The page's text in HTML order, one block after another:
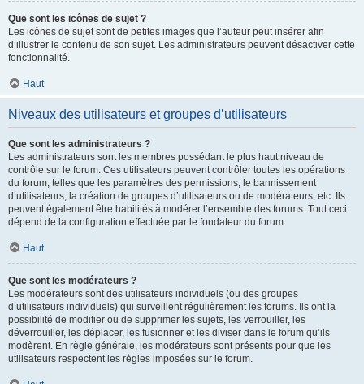
Que sont les icônes de sujet ?
Les icônes de sujet sont de petites images que l’auteur peut insérer afin
d’illustrer le contenu de son sujet. Les administrateurs peuvent désactiver cette
fonctionnalité.
Haut
Niveaux des utilisateurs et groupes d’utilisateurs
Que sont les administrateurs ?
Les administrateurs sont les membres possédant le plus haut niveau de
contrôle sur le forum. Ces utilisateurs peuvent contrôler toutes les opérations
du forum, telles que les paramètres des permissions, le bannissement
d’utilisateurs, la création de groupes d’utilisateurs ou de modérateurs, etc. Ils
peuvent également être habilités à modérer l’ensemble des forums. Tout ceci
dépend de la configuration effectuée par le fondateur du forum.
Haut
Que sont les modérateurs ?
Les modérateurs sont des utilisateurs individuels (ou des groupes
d’utilisateurs individuels) qui surveillent régulièrement les forums. Ils ont la
possibilité de modifier ou de supprimer les sujets, les verrouiller, les
déverrouiller, les déplacer, les fusionner et les diviser dans le forum qu’ils
modèrent. En règle générale, les modérateurs sont présents pour que les
utilisateurs respectent les règles imposées sur le forum.